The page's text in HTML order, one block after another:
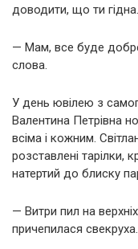
доводити, що ти гідна…
— Мам, все буде
слова.
У день ювілею з
Валентина Петрівна
всіма і кожним.
розставлені тарілки,
натертий до блиску
— Витри пил на
причепилася